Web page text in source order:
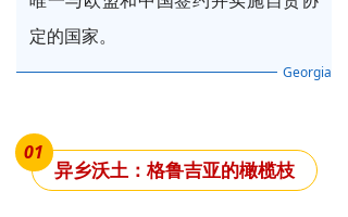
定的国家。
Georgia
01
异乡沃土：格鲁吉亚的橄榄枝